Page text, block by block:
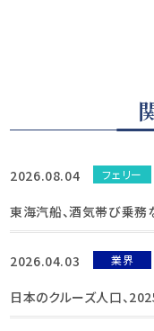
2026.08.04 フェリー
東海汽船、酒気帯び乗
2026.04.03 業界
日本のクルーズ人口、